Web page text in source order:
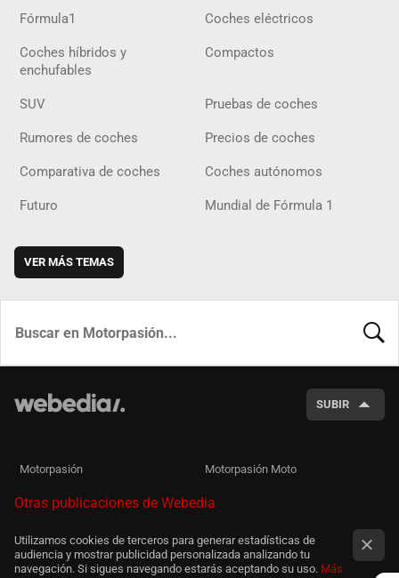
Fórmula1 Coches eléctricos
Coches híbridos y
enchufables
Compactos
SUV Pruebas de coches
Rumores de coches Precios de coches
Comparativa de coches Coches autónomos
Futuro Mundial de Fórmula 1
VER MÁS TEMAS
SUBIR
Motorpasión Motorpasión Moto
Otras publicaciones de Webedia
Utilizamos cookies de terceros para generar estadísticas de
audiencia y mostrar publicidad personalizada analizando tu
navegación. Si sigues navegando estarás aceptando su uso. Más